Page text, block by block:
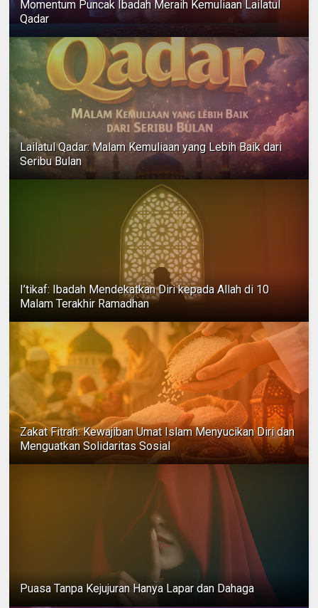
Momentum Puncak Ibadah Meraih Kemuliaan Lailatul
Qadar
Lailatul Qadar: Malam Kemuliaan yang Lebih Baik dari
Seribu Bulan
I’tikaf: Ibadah Mendekatkan Diri kepada Allah di 10
Malam Terakhir Ramadhan
Zakat Fitrah: Kewajiban Umat Islam Menyucikan Diri dan
Menguatkan Solidaritas Sosial
Puasa Tanpa Kejujuran Hanya Lapar dan Dahaga